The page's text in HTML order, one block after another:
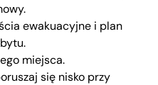
ewakuacyjne i plan
miejsca.
się nisko przy